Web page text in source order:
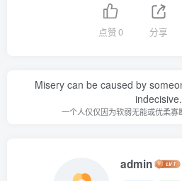
点赞0 分享
Misery can be caused by
indecisive.
一个人仅仅因为软弱无能或优柔寡
admin